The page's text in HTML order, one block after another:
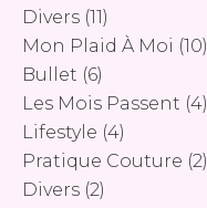
Divers (11)
Mon Plaid À Moi (10)
Bullet (6)
Les Mois Passent (4)
Lifestyle (4)
Pratique Couture (2)
Divers (2)